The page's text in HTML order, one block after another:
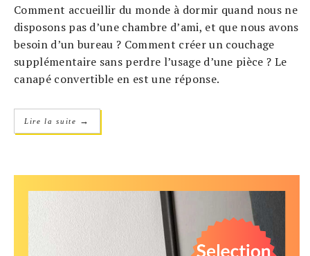
Comment accueillir du monde à dormir quand nous ne
disposons pas d’une chambre d’ami, et que nous avons
besoin d’un bureau ? Comment créer un couchage
supplémentaire sans perdre l’usage d’une pièce ? Le
canapé convertible en est une réponse.
Lire la suite →